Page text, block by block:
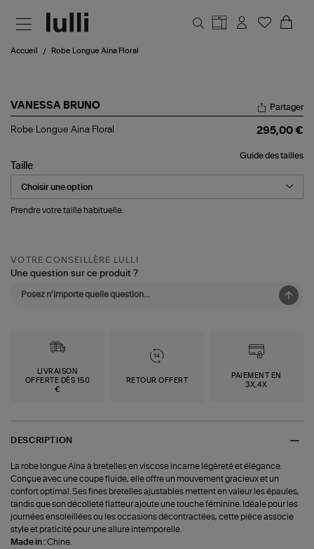
Accueil Robe Longue Aina Floral
VANESSA BRUNO
Robe
Floral
Partager
Robe Longue Aina Floral 295,00 €
Guide des tailles
Taille
Prendre votre taille habituelle.
VOTRE CONSEILLÈRE LULLI
Une question sur ce produit ?
LIVRAISON
OFFERTE DÈS 150
€
RETOUR OFFERT
PAIEMENT EN
3X,4X
DESCRIPTION
La robe longue Aina à bretelles en viscose incarne légèreté et élégance.
Conçue avec une coupe fluide, elle offre un mouvement gracieux et un
confort optimal. Ses fines bretelles ajustables mettent en valeur les épaules,
tandis que son décolleté flatteur ajoute une touche féminine. Idéale pour les
journées ensoleillées ou les occasions décontractées, cette pièce associe
style et praticité pour une allure intemporelle.
Made in :Chine.